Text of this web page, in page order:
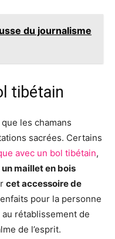
du journalisme
tibétain
que les chamans
sacrées. Certains
avec un bol tibétain,
un maillet en bois
cet accessoire de
pour la personne
rétablissement de
de l’esprit.